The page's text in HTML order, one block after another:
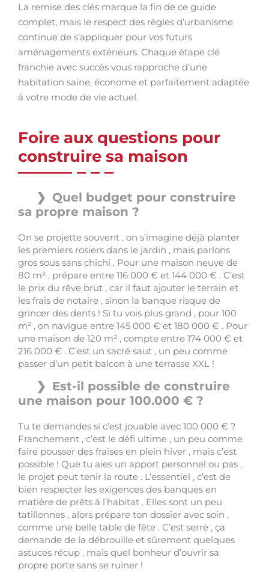
La remise des clés marque la fin de ce guide
complet, mais le respect des règles d’urbanisme
continue de s’appliquer pour vos futurs
aménagements extérieurs. Chaque étape clé
franchie avec succès vous rapproche d’une
habitation saine, économe et parfaitement adaptée
à votre mode de vie actuel.
Foire aux questions pour
construire sa maison
Quel budget pour construire
sa propre maison ?
On se projette souvent , on s’imagine déjà planter
les premiers rosiers dans le jardin , mais parlons
gros sous sans chichi . Pour une maison neuve de
80 m² , prépare entre 116 000 € et 144 000 € . C’est
le prix du rêve brut , car il faut ajouter le terrain et
les frais de notaire , sinon la banque risque de
grincer des dents ! Si tu vois plus grand , pour 100
m² , on navigue entre 145 000 € et 180 000 € . Pour
une maison de 120 m² , compte entre 174 000 € et
216 000 € . C’est un sacré saut , un peu comme
passer d’un petit balcon à une terrasse XXL !
Est-il possible de construire
une maison pour 100.000 € ?
Tu te demandes si c’est jouable avec 100 000 € ?
Franchement , c’est le défi ultime , un peu comme
faire pousser des fraises en plein hiver , mais c’est
possible ! Que tu aies un apport personnel ou pas ,
le projet peut tenir la route . L’essentiel , c’est de
bien respecter les exigences des banques en
matière de prêts à l’habitat . Elles sont un peu
tatillonnes , alors prépare ton dossier avec soin ,
comme une belle table de fête . C’est serré , ça
demande de la débrouille et sûrement quelques
astuces récup , mais quel bonheur d’ouvrir sa
propre porte sans se ruiner !